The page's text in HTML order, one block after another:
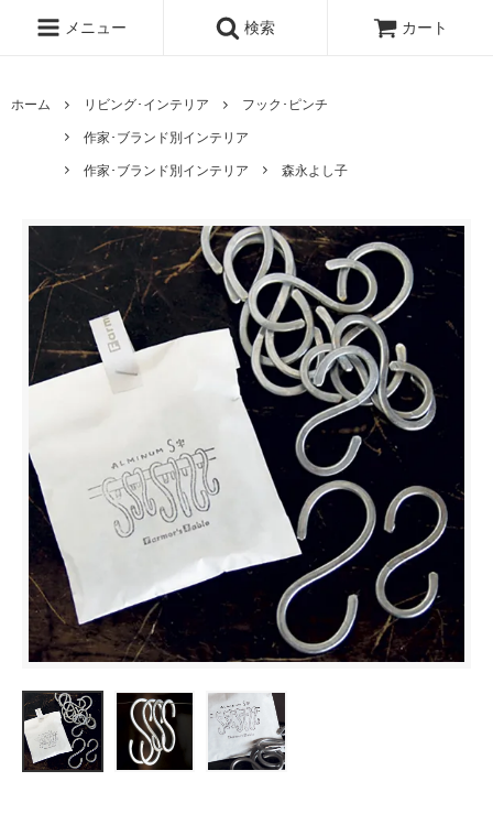
メニュー 検索 カート
ホーム リビング･インテリア
フック･ピンチ
作家･ブランド別インテリア
作家･ブランド別インテリア
森永よし子